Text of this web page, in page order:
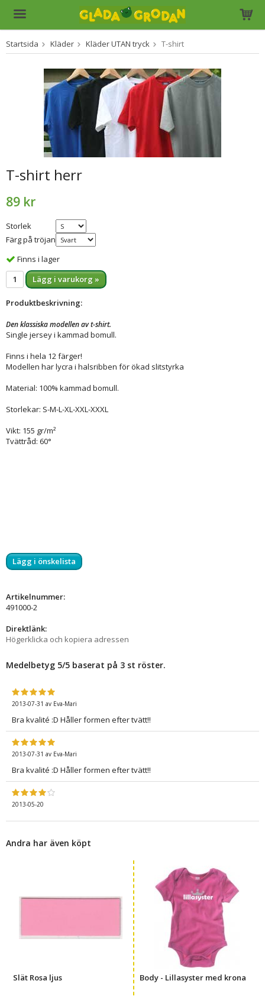
Produkten har blivit tillagd i varukorgen
Startsida Kläder Kläder UTAN tryck T-shirt
T-shirt herr
89 kr
Storlek
Färg på tröjan
Finns i lager
Lägg i varukorg »
Produktbeskrivning:
Den klassiska modellen av t-shirt.
Single jersey i kammad bomull.
Finns i hela 12 färger!
Modellen har lycra i halsribben för ökad slitstyrka
Material: 100% kammad bomull.
Storlekar: S-M-L-XL-XXL-XXXL
Vikt: 155 gr/m²
Tvättråd: 60°
Lägg i önskelista
Artikelnummer:
491000-2
Direktlänk:
Högerklicka och kopiera adressen
Medelbetyg 5/5 baserat på 3 st röster.
2013-07-31 av Eva-Mari
Bra kvalité :D Håller formen efter tvätt!!
2013-07-31 av Eva-Mari
Bra kvalité :D Håller formen efter tvätt!!
2013-05-20
Andra har även köpt
Slät Rosa ljus Body - Lillasyster med krona